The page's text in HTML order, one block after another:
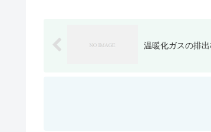
温暖化ガスの排